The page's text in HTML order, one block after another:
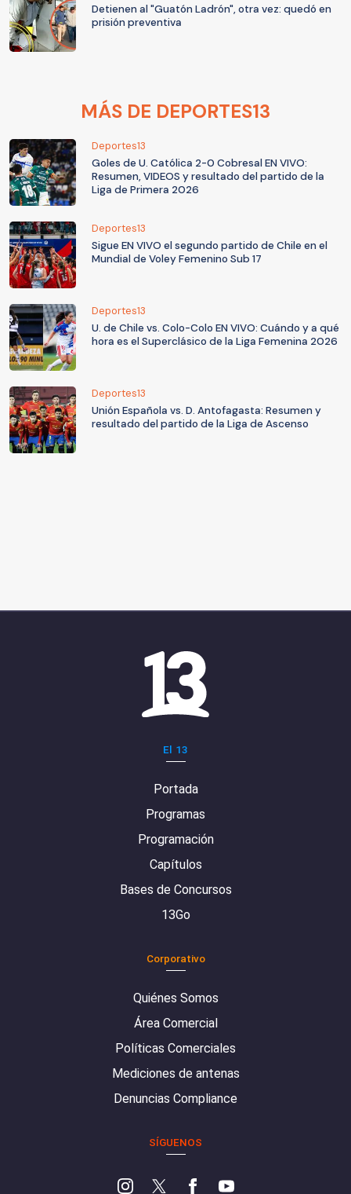
Detienen al "Guatón Ladrón", otra vez: quedó en
prisión preventiva
MÁS DE DEPORTES13
Deportes13
Goles de U. Católica 2-0 Cobresal EN VIVO:
Resumen, VIDEOS y resultado del partido de la
Liga de Primera 2026
Deportes13
Sigue EN VIVO el segundo partido de Chile en el
Mundial de Voley Femenino Sub 17
Deportes13
U. de Chile vs. Colo-Colo EN VIVO: Cuándo y a qué
hora es el Superclásico de la Liga Femenina 2026
Deportes13
Unión Española vs. D. Antofagasta: Resumen y
resultado del partido de la Liga de Ascenso
El 13
Portada
Programas
Programación
Capítulos
Bases de Concursos
13Go
Corporativo
Quiénes Somos
Área Comercial
Políticas Comerciales
Mediciones de antenas
Denuncias Compliance
SÍGUENOS